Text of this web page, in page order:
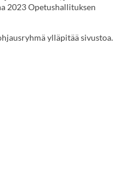
2023 Opetushallituksen
ylläpitää sivustoa.